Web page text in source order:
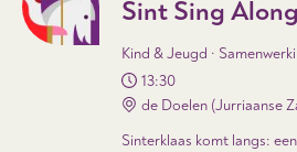
Sint Sing Along
Kind & Jeugd ·
13:30
de Doelen (Jurriaanse
Sinterklaas komt langs: